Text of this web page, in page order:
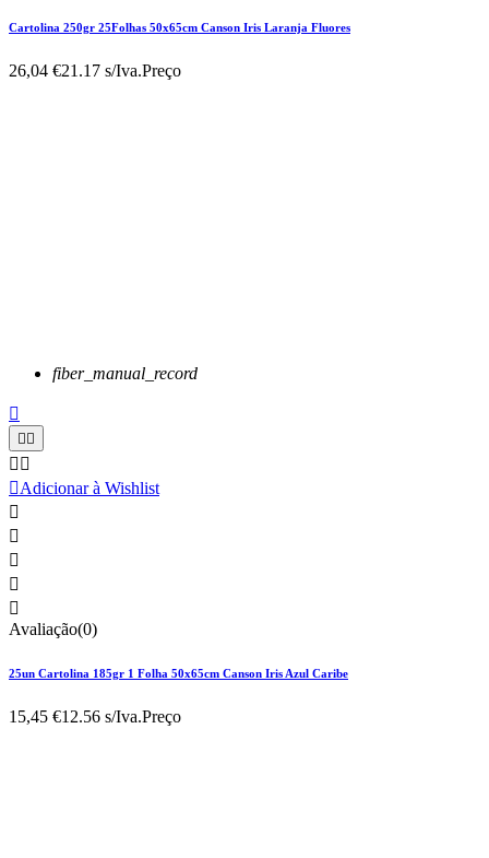
Cartolina 250gr 25Folhas 50x65cm Canson Iris Laranja Fluores
26,04 €21.17 s/Iva.Preço
fiber_manual_record

 
 
Adicionar à Wishlist





Avaliação(0)
25un Cartolina 185gr 1 Folha 50x65cm Canson Iris Azul Caribe
15,45 €12.56 s/Iva.Preço